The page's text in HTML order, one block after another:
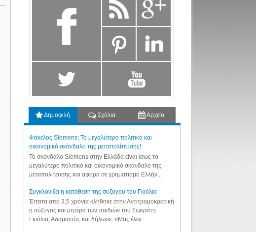
Δημοφιλή Σχόλια Αρχείο
Φάκελος Siemens: Το μεγαλύτερο πολιτικό και
οικονομικό σκάνδαλο της μεταπολίτευσης!
Το σκάνδαλο Siemens στην Ελλάδα είναι ίσως το
μεγαλύτερο πολιτικό και οικονομικό σκάνδαλο της
μεταπολίτευσης και αφορά σε χρηματισμό Ελλήν...
Συγκλονίζει η κατάθεση της συζύγου του Γκιόλια
Έπειτα από 3,5 χρόνια κλήθηκε στην Αντιτρομοκρατική
η σύζυγος και μητέρα των παιδιών του Σωκράτη
Γκιόλια, Αδαμαντία, και δήλωσε: «Μας έλεγ...